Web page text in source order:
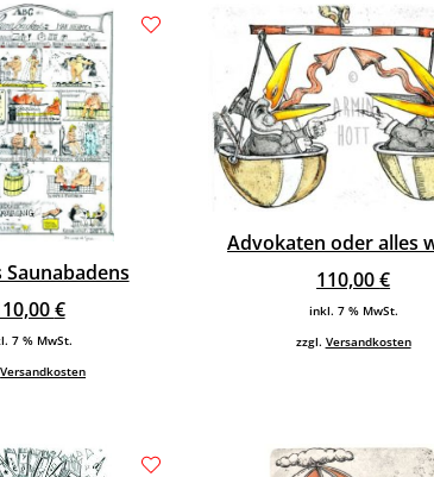
Saunabadens
€
7 % MwSt.
Versandkosten
Advokaten oder alles
110,00€
inkl. 7 % MwSt.
zzgl. Versandkosten